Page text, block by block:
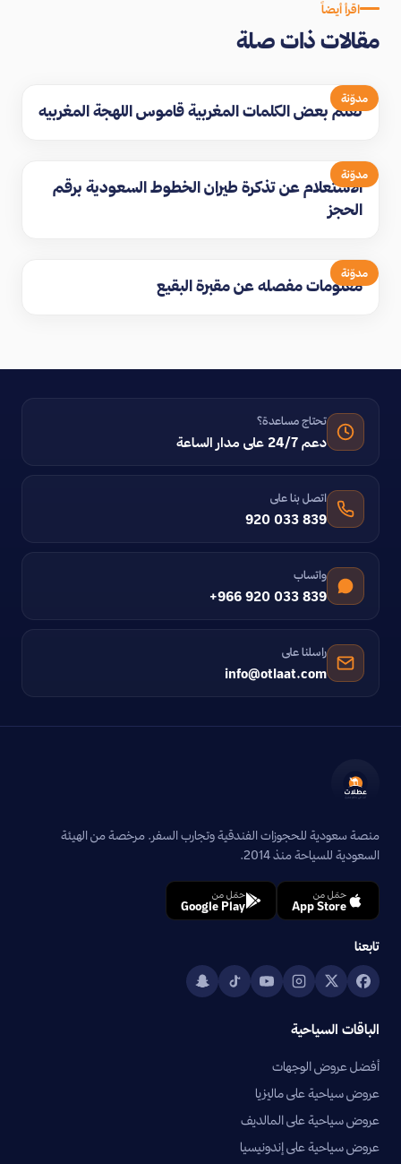
اقرأ أيضاً
مقالات ذات صلة
مدوّنة
تعلم بعض الكلمات المغربية قاموس اللهجة المغربيه
مدوّنة
الاستعلام عن تذكرة طيران الخطوط السعودية برقم
الحجز
مدوّنة
معلومات مفصله عن مقبرة البقيع
تحتاج مساعدة؟
دعم 24/7 على مدار الساعة
اتصل بنا على
920 033 839
واتساب
+966 920 033 839
راسلنا على
info@otlaat.com
منصة سعودية للحجوزات الفندقية وتجارب السفر. مرخصة من الهيئة
السعودية للسياحة منذ 2014.
حمّل من
App Store
حمّل من
Google Play
تابعنا
الباقات السياحية
أفضل عروض الوجهات
عروض سياحية على ماليزيا
عروض سياحية على المالديف
عروض سياحية على إندونيسيا